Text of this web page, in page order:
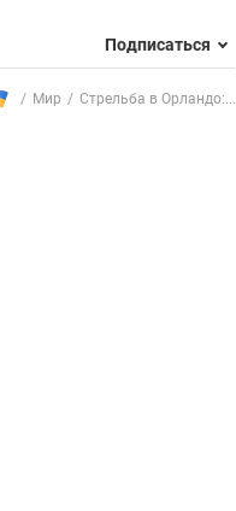
Подписаться
Мир Стрельба в Орландо:...